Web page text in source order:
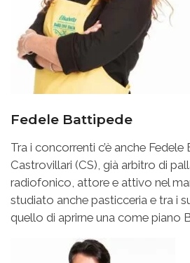
Fedele Battipede
Tra i concorrenti c’è anche
Castrovillari (CS), già arbitro di
radiofonico, attore e attivo nel
studiato anche pasticceria e tra i
quello di aprirne una come piano